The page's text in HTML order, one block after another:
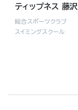
ティップネス 藤沢
総合スポーツクラブ
スイミングスクール